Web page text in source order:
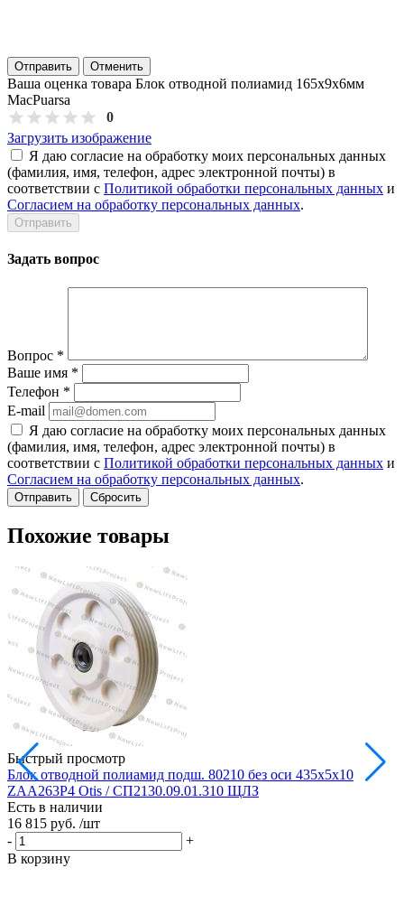
Отправить Отменить
Ваша оценка товара Блок отводной полиамид 165х9х6мм
MacPuarsa
0
Загрузить изображение
Я даю согласие на обработку моих персональных данных
(фамилия, имя, телефон, адрес электронной почты) в
соответствии с Политикой обработки персональных данных и
Согласием на обработку персональных данных.
Задать вопрос
Вопрос *
Ваше имя *
Телефон *
E-mail
Я даю согласие на обработку моих персональных данных
(фамилия, имя, телефон, адрес электронной почты) в
соответствии с Политикой обработки персональных данных и
Согласием на обработку персональных данных.
Сбросить
Похожие товары
Быстрый просмотр
Блок отводной полиамид подш. 80210 без оси 435х5х10
ZAA263P4 Otis / СП2130.09.01.310 ЩЛЗ
Есть в наличии
16 815 руб. /шт
-
+
В корзину